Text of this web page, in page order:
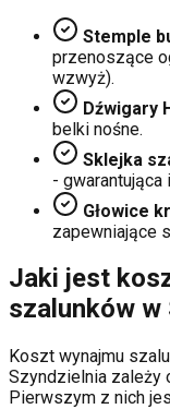
Stemple
przenoszące
wzwyż).
Dźwigary
belki nośne.
Sklejka
- gwarantująca
Głowice
zapewniające
Jaki jest
szalunków w
Koszt wynajmu
Szyndzielnia zależy
Pierwszym z nich